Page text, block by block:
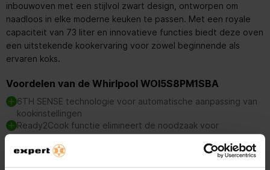
inbouwoven met een stijlvol zwart design, ontworpen om
naadloos in elke moderne keuken te passen. Met een royale
capaciteit van 73 liter en innovatieve functies biedt deze oven
een uitstekende kookervaring voor zowel beginnende als
ervaren koks.
Voordelen van de Whirlpool WOI5S8PM1SBA
6TH SENSE technologie voor automatische aanpassing van
kookinstellingen
Ready2Cook functie elimineert de noodzaak voor
voorverwarmen
Pyrolyse en hydrolyse zelfreinigende technologieën voor
Lees meer